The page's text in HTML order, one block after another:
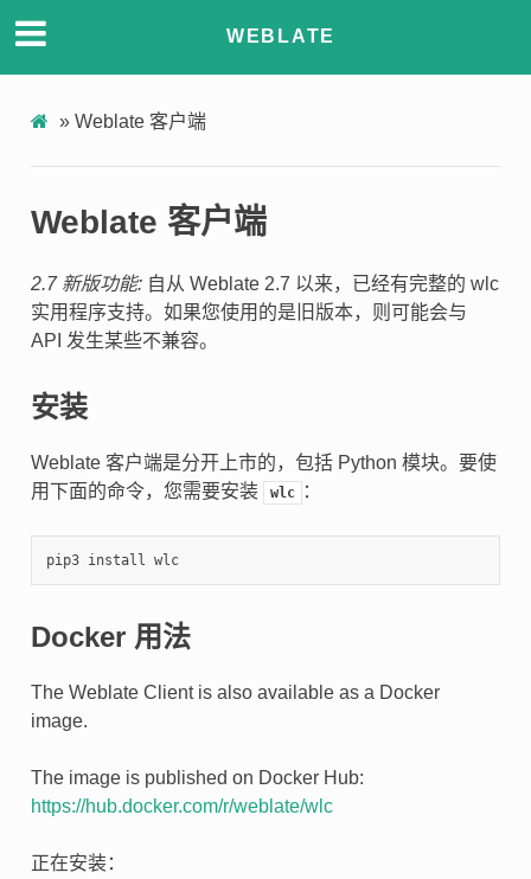
WEBLATE
» Weblate 客户端
Weblate 客户端
2.7 新版功能: 自从 Weblate 2.7 以来，已经有完整的 wlc
实用程序支持。如果您使用的是旧版本，则可能会与
API 发生某些不兼容。
安装
Weblate 客户端是分开上市的，包括 Python 模块。要使
用下面的命令，您需要安装
wlc ：
pip3 install wlc
Docker 用法
The Weblate Client is also available as a Docker
image.
The image is published on Docker Hub:
https://hub.docker.com/r/weblate/wlc
正在安装：